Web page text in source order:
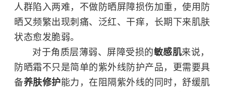
人群陷入两难，不做防晒屏障损伤加重，使用防
晒又频繁出现刺痛、泛红、干痒，长期下来肌肤
状态愈发脆弱。
对于角质层薄弱、屏障受损的敏感肌来说，
防晒霜不只是简单的紫外线防护产品，更需要具
备养肤修护能力，在阻隔紫外线的同时，舒缓肌